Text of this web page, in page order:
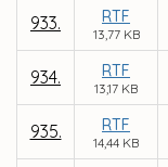
933. RTF
13,77 KB
934. RTF
13,17 KB
935. RTF
14,44 KB